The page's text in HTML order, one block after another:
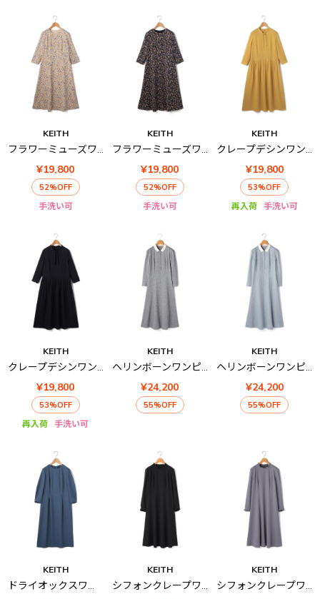
KEITH
フラワーミューズワンピース
¥19,800
52%OFF
手洗い可
KEITH
フラワーミューズワンピース
¥19,800
52%OFF
手洗い可
KEITH
クレープデシンワンピース
¥19,800
53%OFF
再入荷 手洗い可
KEITH
クレープデシンワンピース
¥19,800
53%OFF
再入荷 手洗い可
KEITH
ヘリンボーンワンピース
¥24,200
55%OFF
KEITH
ヘリンボーンワンピース
¥24,200
55%OFF
KEITH
ドライオックスワンピース
KEITH
シフォンクレープワンピース
KEITH
シフォンクレープワンピース